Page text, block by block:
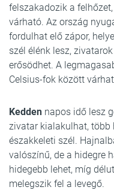
felszakadozik a
várható. Az ország
fordulhat elő zápor,
szél élénk lesz,
erősödhet. A
Celsius-fok között
Kedden napos idő lesz
zivatar kialakulhat, több
északkeleti szél.
valószínű, de a hidegre
hidegebb lehet, míg
melegszik fel a levegő.